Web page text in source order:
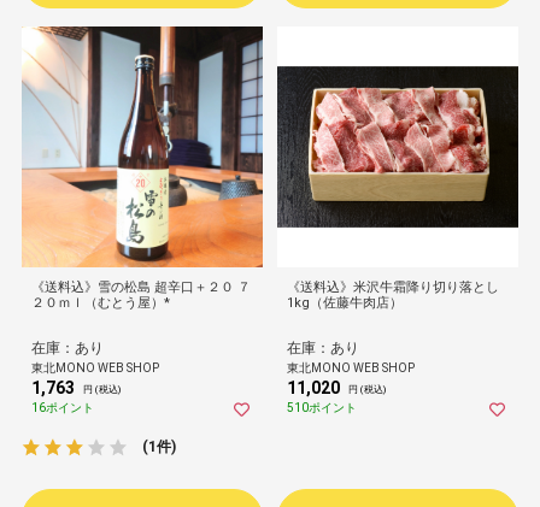
《送料込》雪の松島 超辛口＋２０ ７
２０ｍｌ（むとう屋）*
在庫：あり
東北MONO WEB SHOP
1,763 円 (税込)
16ポイント
(1件)
《送料込》米沢牛霜降り切り落とし
1kg（佐藤牛肉店）
在庫：あり
東北MONO WEB SHOP
11,020 円 (税込)
510ポイント